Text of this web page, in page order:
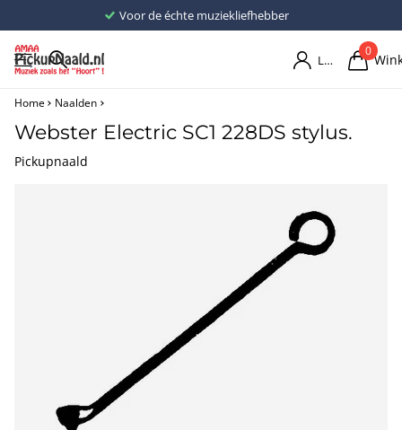
Voor de échte muziekliefhebber
Login
0
Home Naalden
Webster Electric SC1 228DS stylus.
Pickupnaald